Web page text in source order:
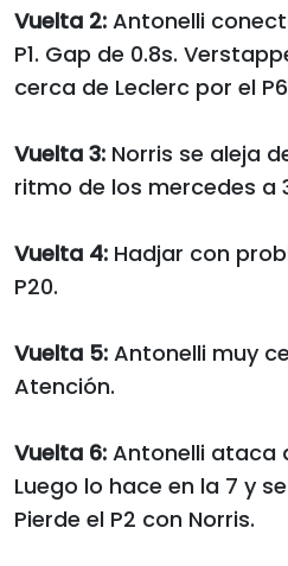
Vuelta 2: Antonelli
P1. Gap de 0.8s.
cerca de Leclerc por el
Vuelta 3: Norris se aleja
ritmo de los mercedes a
Vuelta 4: Hadjar con
P20.
Vuelta 5: Antonelli muy
Atención.
Vuelta 6: Antonelli ataca
Luego lo hace en la 7 y
Pierde el P2 con Norris.